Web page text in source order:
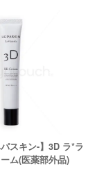
スキン-】3D ラ*ラ
ム(医薬部外品)